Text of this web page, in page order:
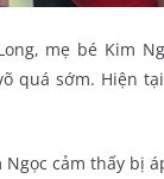
mẹ bé Kim
quá sớm. Hiện
cảm thấy bị